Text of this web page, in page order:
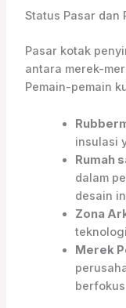
Status Pasar dan
Pasar kotak
antara merek-
Pemain-pemain
insulasi
Rumah
dalam
desain
Zona
Merek